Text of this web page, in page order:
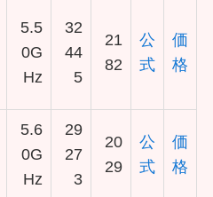
5.5
0G
Hz
32
44
5
21
82
公
式
価
格
5.6
0G
Hz
29
27
3
20
29
公
式
価
格